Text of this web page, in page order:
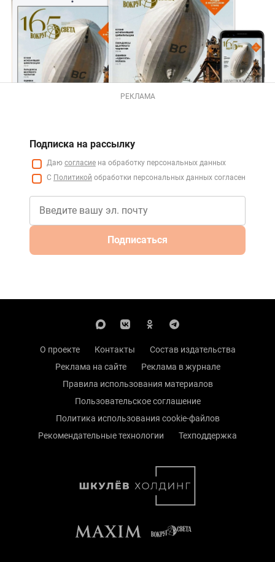
РЕКЛАМА
Подписка на рассылку
Даю согласие на обработку персональных данных
С Политикой обработки персональных данных согласен
Подписаться
О проекте Контакты
Состав издательства
Реклама на сайте
Реклама в журнале
Правила использования материалов
Пользовательское соглашение
Политика использования cookie-файлов
Рекомендательные технологии
Техподдержка